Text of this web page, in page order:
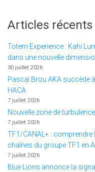
Articles récents
Totem Experience : Kahi
dans une nouvelle
30 juillet 2026
Pascal Brou AKA succède
HACA
7 juillet 2026
Nouvelle zone de
7 juillet 2026
TF1/CANAL+ :
chaînes du groupe TF1 en
7 juillet 2026
Blue Lions annonce la